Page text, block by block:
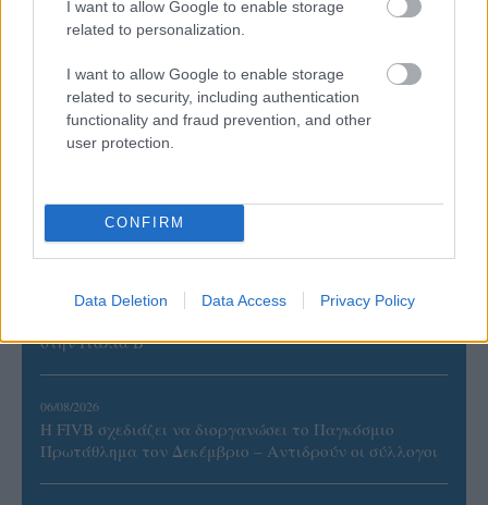
I want to allow Google to enable storage
related to personalization.
I want to allow Google to enable storage
related to security, including authentication
functionality and fraud prevention, and other
user protection.
CONFIRM
Data Deletion Data Access Privacy Policy
ΡΟΗ ΕΙΔΗΣΕΩΝ
«Αντίο» με ήττα για τις διεθνείς μας στο τουρνουά του
Ουρμπίνο
06/08/2026
στην Ιταλία Β’
06/08/2026
Η FIVB σχεδιάζει να διοργανώσει το Παγκόσμιο
Πρωτάθλημα τον Δεκέμβριο – Αντιδρούν οι σύλλογοι